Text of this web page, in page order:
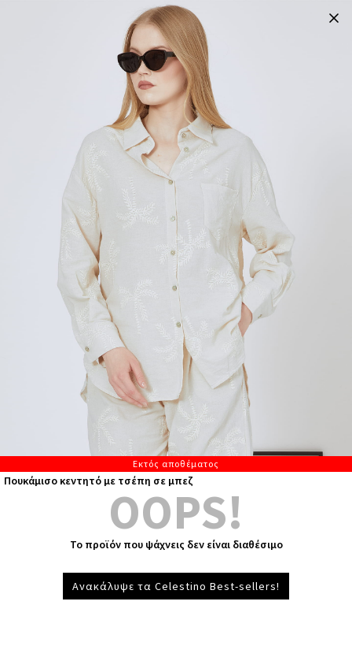
Εκτός αποθέματος
Πουκάμισο κεντητό με τσέπη σε μπεζ
OOPS!
Το προϊόν που ψάχνεις δεν είναι διαθέσιμο
Ανακάλυψε τα Celestino Best-sellers!